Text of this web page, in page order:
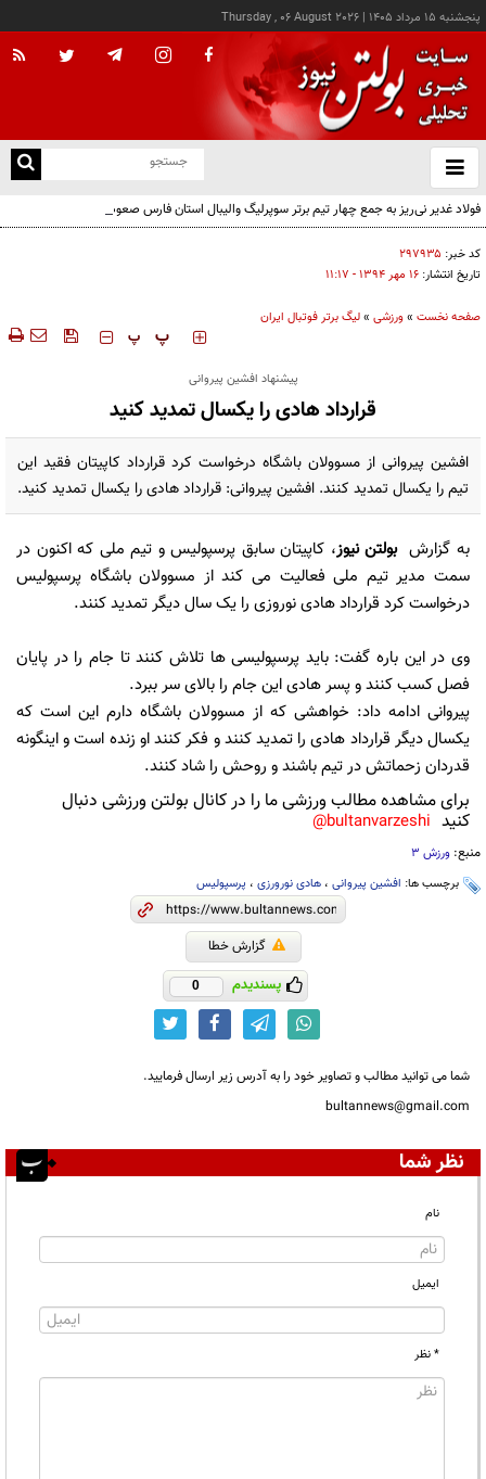
پنجشنبه ۱۵ مرداد ۱۴۰۵ |
Thursday , 06 August 2026
باز
و
فولاد غدیر نی‌ریز به جمع چهار تیم برتر سوپرلیگ والیبال استان فارس صعود کرد
کد خبر: ۲۹۷۹۳۵
تاریخ انتشار: ۱۶ مهر ۱۳۹۴ - ۱۱:۱۷
صفحه نخست »ورزشی »لیگ برتر فوتبال ایران
‍‍‍ پ پ
پیشنهاد افشین پیروانی
قرارداد هادی را یکسال تمدید کنید
افشین پیروانی از مسوولان باشگاه درخواست کرد قرارداد کاپیتان فقید این
تیم را یکسال تمدید کنند. افشین پیروانی: قرارداد هادی را یکسال تمدید کنید.
به گزارشبولتن نیوز، کاپیتان سابق پرسپولیس و تیم ملی که اکنون در
سمت مدیر تیم ملی فعالیت می کند از مسوولان باشگاه پرسپولیس
درخواست کرد قرارداد هادی نوروزی را یک سال دیگر تمدید کنند.
وی در این باره گفت: باید پرسپولیسی ها تلاش کنند تا جام را در پایان
فصل کسب کنند و پسر هادی این جام را بالای سر ببرد.
پیروانی ادامه داد: خواهشی که از مسوولان باشگاه دارم این است که
یکسال دیگر قرارداد هادی را تمدید کنند و فکر کنند او زنده است و اینگونه
قدردان زحماتش در تیم باشند و روحش را شاد کنند.
برای مشاهده مطالب ورزشی ما را در کانال بولتن ورزشی دنبال
کنید bultanvarzeshi@
منبع: ورزش 3
برچسب ها: افشین پیروانی ، هادی نورورزی ، پرسپولیس
گزارش خطا
پسندیدم 0
شما می توانید مطالب و تصاویر خود را به آدرس زیر ارسال فرمایید.
bultannews@gmail.com
نظر شما
نام
ایمیل
* نظر